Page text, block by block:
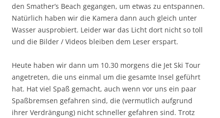
den Smather’s Beach gegangen, um etwas zu entspannen.
Natürlich haben wir die Kamera dann auch gleich unter
Wasser ausprobiert. Leider war das Licht dort nicht so toll
und die Bilder / Videos bleiben dem Leser erspart.
Heute haben wir dann um 10.30 morgens die Jet Ski Tour
angetreten, die uns einmal um die gesamte Insel geführt
hat. Hat viel Spaß gemacht, auch wenn vor uns ein paar
Spaßbremsen gefahren sind, die (vermutlich aufgrund
ihrer Verdrängung) nicht schneller gefahren sind. Trotz